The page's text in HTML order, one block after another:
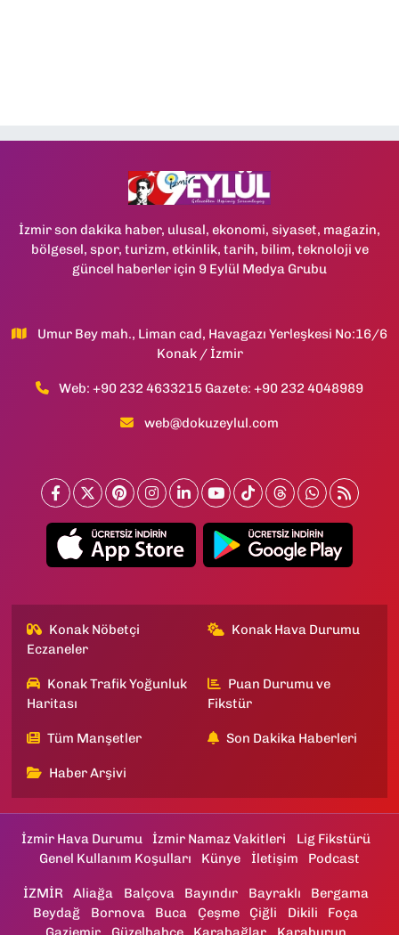
İzmir son dakika haber, ulusal, ekonomi, siyaset, magazin,
bölgesel, spor, turizm, etkinlik, tarih, bilim, teknoloji ve
güncel haberler için 9 Eylül Medya Grubu
Umur Bey mah., Liman cad, Havagazı Yerleşkesi No:16/6
Konak / İzmir
Web: +90 232 4633215 Gazete: +90 232 4048989
web@dokuzeylul.com
Konak Nöbetçi
Eczaneler
Konak Hava Durumu
Konak Trafik Yoğunluk
Haritası
Puan Durumu ve
Fikstür
Tüm Manşetler Son Dakika Haberleri
Haber Arşivi
İzmir Hava Durumu İzmir Namaz Vakitleri
Lig Fikstürü
Genel Kullanım Koşulları
Künye İletişim Podcast
İZMİR Aliağa Balçova Bayındır Bayraklı
Bergama
Beydağ
Bornova Buca Çeşme Çiğli Dikili
Foça